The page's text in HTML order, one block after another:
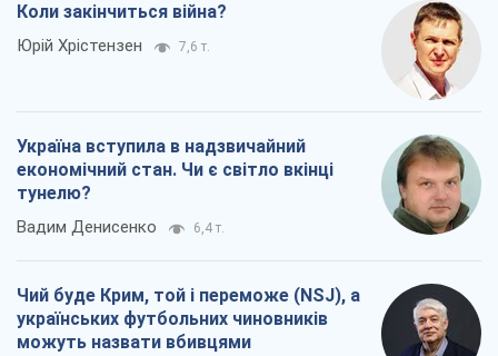
Коли закінчиться війна?
Юрій Хрістензен 7,6 т.
Україна вступила в надзвичайний
економічний стан. Чи є світло вкінці
тунелю?
Вадим Денисенко 6,4 т.
Чий буде Крим, той і переможе (NSJ), а
українських футбольних чиновників
можуть назвати вбивцями